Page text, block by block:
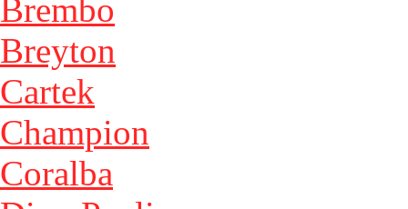
Brembo
Breyton
Cartek
Champion
Coralba